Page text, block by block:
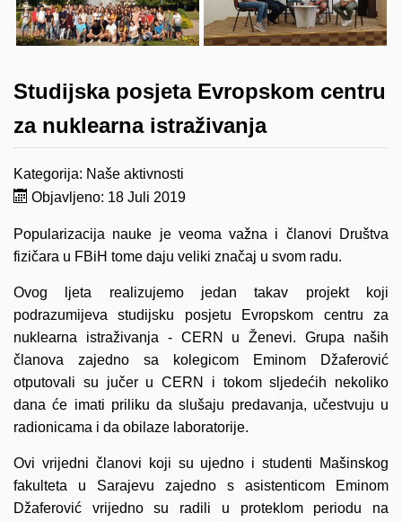
Studijska posjeta Evropskom centru
za nuklearna istraživanja
Kategorija: Naše aktivnosti
Objavljeno: 18 Juli 2019
Popularizacija nauke je veoma važna i članovi Društva
fizičara u FBiH tome daju veliki značaj u svom radu.
Ovog ljeta realizujemo jedan takav projekt koji
podrazumijeva studijsku posjetu Evropskom centru za
nuklearna istraživanja - CERN u Ženevi. Grupa naših
članova zajedno sa kolegicom Eminom Džaferović
otputovali su jučer u CERN i tokom sljedećih nekoliko
dana će imati priliku da slušaju predavanja, učestvuju u
radionicama i da obilaze laboratorije.
Ovi vrijedni članovi koji su ujedno i studenti Mašinskog
fakulteta u Sarajevu zajedno s asistenticom Eminom
Džaferović vrijedno su radili u proteklom periodu na